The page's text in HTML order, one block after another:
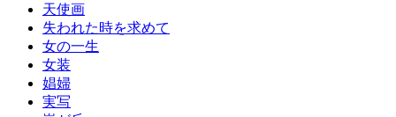
天使画
失われた時を求めて
女の一生
女装
娼婦
実写